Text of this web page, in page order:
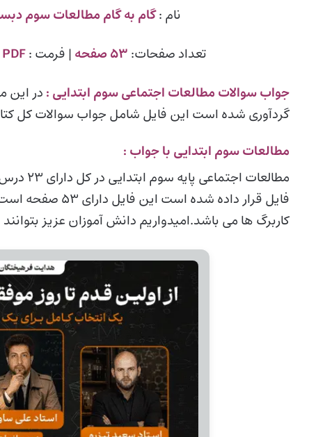
نام :گام به گام مطالعات سوم
تعداد صفحات: ۵۳ صفحه | فرمت :PDF
جواب سوالات مطالعات اجتماعی سوم ابتدایی : در
گردآوری شده است این فایل شامل جواب سوالات کل
مطالعات سوم ابتدایی با جواب :
فایل قرار داده
کاربرگ ها می باشد.امیدواریم دانش آموزان عزیز بتوانند